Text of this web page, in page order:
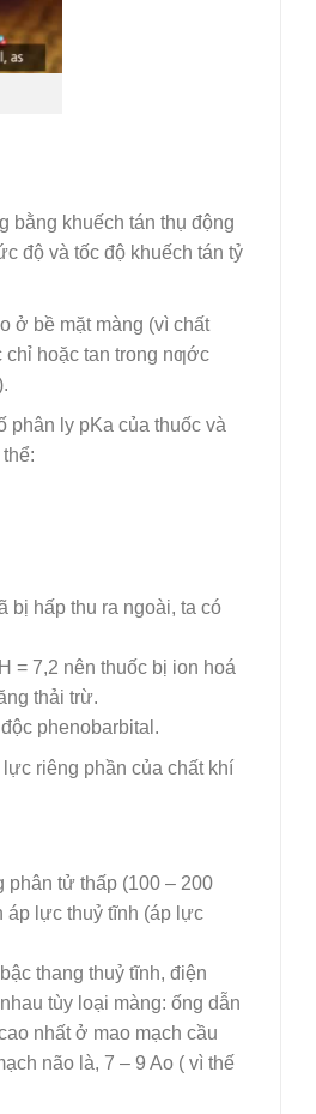
bằng khuếch tán thụ động
độ và tốc độ khuếch tán tỷ
ở bề mặt màng (vì chất
chỉ hoặc tan trong nƣớc
phân ly pKa của thuốc và
bị hấp thu ra ngoài, ta có
= 7,2 nên thuốc bị ion hoá
thải trừ.
phenobarbital.
riêng phần của chất khí
tử thấp (100 – 200
áp lực thuỷ tĩnh (áp lực
thang thuỷ tĩnh, điện
tùy loại màng: ống dẫn
nhất ở mao mạch cầu
não là, 7 – 9 Ao ( vì thế